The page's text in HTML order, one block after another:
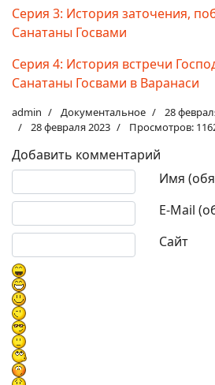
Серия 3: История заточения,
Санатаны Госвами
Серия 4: История встречи
Санатаны Госвами в Варанаси
admin Документальное
28
28 февраля 2023
Просмотров:
Добавить комментарий
Имя
E-Mail
Сайт
Текст комментария